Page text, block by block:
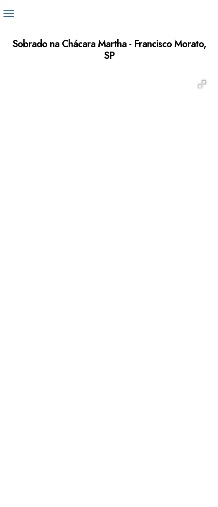
Sobrado na Chácara Martha - Francisco Morato,
SP